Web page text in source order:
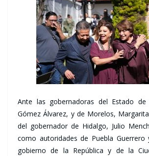
Ante las gobernadoras del Estado de
Gómez Álvarez, y de Morelos,
del gobernador de Hidalgo, Julio
como autoridades de Puebla Guerrero
gobierno de la República y de la